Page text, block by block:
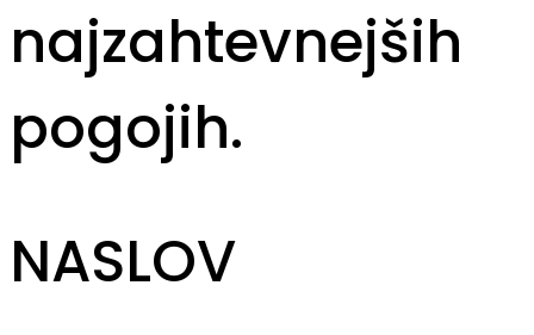
najzahtevnejših
pogojih.
NASLOV